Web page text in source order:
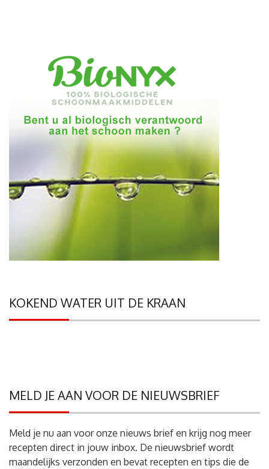
KOKEND WATER UIT DE KRAAN
MELD JE AAN VOOR DE NIEUWSBRIEF
Meld je nu aan voor onze nieuws brief en krijg nog meer
recepten direct in jouw inbox. De nieuwsbrief wordt
maandelijks verzonden en bevat recepten en tips die de